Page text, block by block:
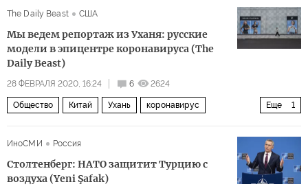
The Daily Beast
США
Мы ведем репортаж из Уханя: русские
модели в эпицентре коронавируса (The
Daily Beast)
28 ФЕВРАЛЯ 2020, 16:24 6 2624
Еще 1
Общество Китай Ухань коронавирус
ИноСМИ
Россия
Столтенберг: НАТО защитит Турцию с
воздуха (Yeni Şafak)